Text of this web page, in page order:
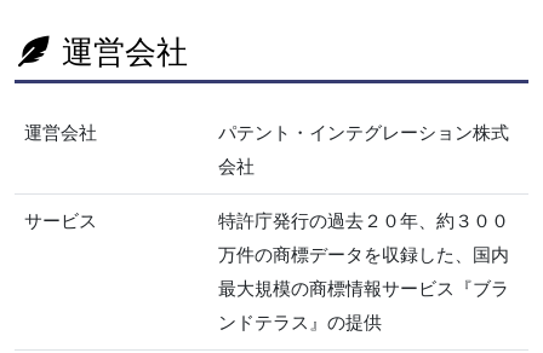
運営会社
運営会社
パテント・インテグレーション株式
会社
サービス
特許庁発行の過去２０年、約３００
万件の商標データを収録した、国内
最大規模の商標情報サービス『ブラ
ンドテラス』の提供